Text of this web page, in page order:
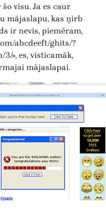
visu. Ja es caur
mājaslapu, kas ņirb
ir nevis, piemēram,
abcdeeft/ghits/?
3/», es, visticamāk,
mājaslapai.